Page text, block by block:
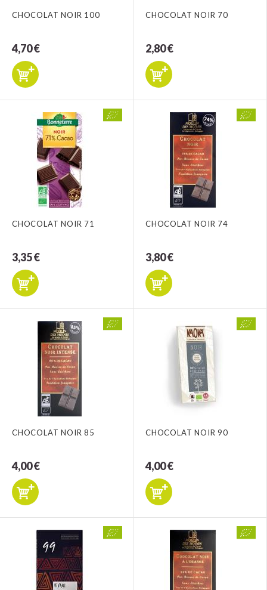
CHOCOLAT NOIR 100
4,70 €
CHOCOLAT NOIR 70
2,80 €
CHOCOLAT NOIR 71
3,35 €
CHOCOLAT NOIR 74
3,80 €
CHOCOLAT NOIR 85
4,00 €
CHOCOLAT NOIR 90
4,00 €